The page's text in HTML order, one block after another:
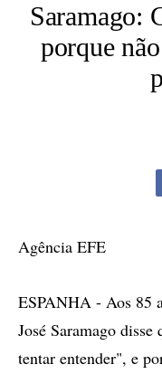
Saramago:
porque
Agência EFE
ESPANHA - Aos 85
José Saramago
tentar entender", e